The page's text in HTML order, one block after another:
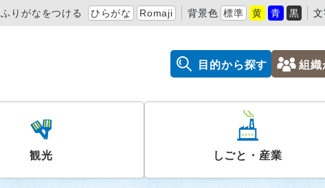
ふりがなをつける ひらがな Romaji 背景色 標準 黄 青 黒
目的から探す 組織
観光 しごと・産業